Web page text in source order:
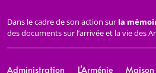
Dans le cadre de son action sur la
des documents sur l’arrivée et la vie des
Administration L’Arménie Maison